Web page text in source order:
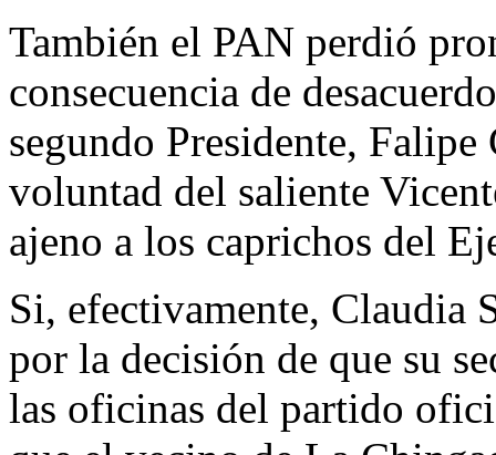
También el PAN perdió
consecuencia de
segundo Presidente,
voluntad del saliente
ajeno a los caprichos del
Si, efectivamente, Claudia
por la decisión de que su
las oficinas del partido